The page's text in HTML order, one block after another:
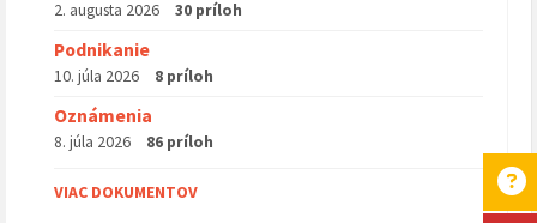
2. augusta 2026 30 príloh
Podnikanie
10. júla 2026 8 príloh
Oznámenia
8. júla 2026 86 príloh
VIAC DOKUMENTOV